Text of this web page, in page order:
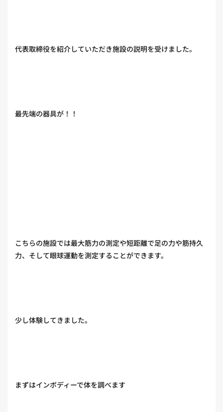
代表取締役を紹介していただき施設の説明を受けました。
最先端の器具が！！
こちらの施設では最大筋力の測定や短距離で足の力や筋持久
力、そして眼球運動を測定することができます。
少し体験してきました。
まずはインボディーで体を調べます